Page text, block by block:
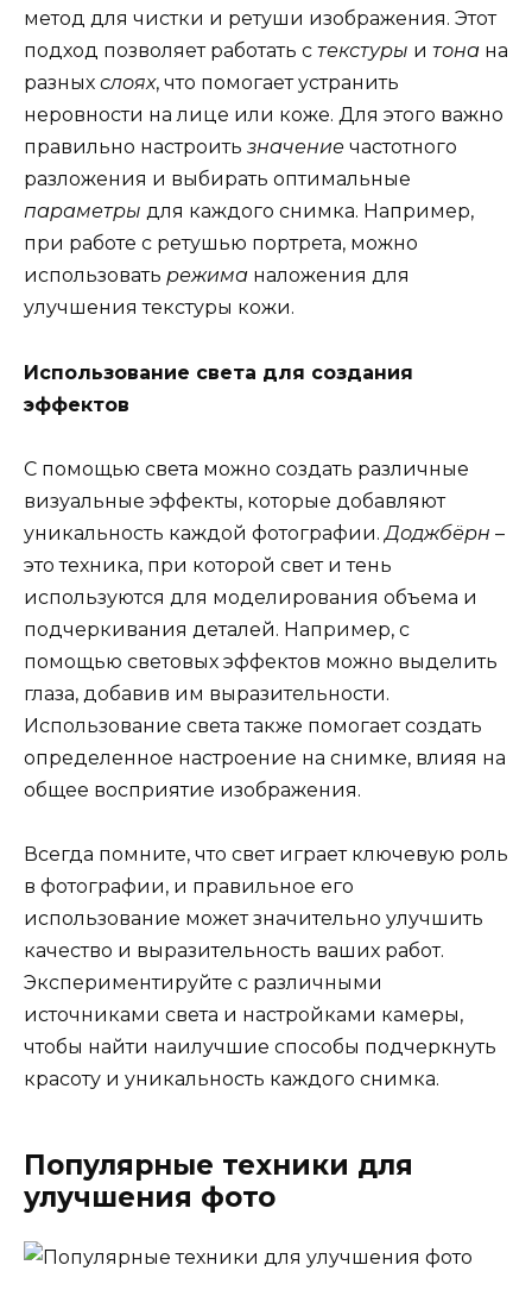
метод для чистки и ретуши изображения. Этот
подход позволяет работать с текстуры и тона на
разных слоях, что помогает устранить
неровности на лице или коже. Для этого важно
правильно настроить значение частотного
разложения и выбирать оптимальные
параметры для каждого снимка. Например,
при работе с ретушью портрета, можно
использовать режима наложения для
улучшения текстуры кожи.
Использование света для создания
эффектов
С помощью света можно создать различные
визуальные эффекты, которые добавляют
уникальность каждой фотографии.Доджбёрн –
это техника, при которой свет и тень
используются для моделирования объема и
подчеркивания деталей. Например, с
помощью световых эффектов можно выделить
глаза, добавив им выразительности.
Использование света также помогает создать
определенное настроение на снимке, влияя на
общее восприятие изображения.
Всегда помните, что свет играет ключевую роль
в фотографии, и правильное его
использование может значительно улучшить
качество и выразительность ваших работ.
Экспериментируйте с различными
источниками света и настройками камеры,
чтобы найти наилучшие способы подчеркнуть
красоту и уникальность каждого снимка.
Популярные техники для
улучшения фото